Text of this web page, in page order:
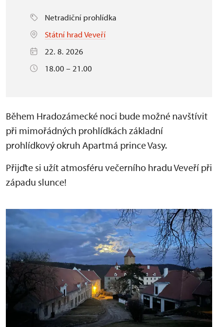
Netradiční prohlídka
Státní hrad Veveří
22. 8. 2026
18.00 – 21.00
Během Hradozámecké noci bude možné navštívit
při mimořádných prohlídkách základní
prohlídkový okruh Apartmá prince Vasy.
Přijďte si užít atmosféru večerního hradu Veveří při
západu slunce!